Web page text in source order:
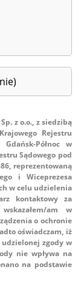
z o.o., z siedzibą
Rejestru
Północ w
Sądowego pod
reprezentowaną
i Wiceprezesa
w celu udzielenia
kontaktowy za
am w
o ochronie
oświadczam, iż
zgody w
nie wpływa na
na podstawie